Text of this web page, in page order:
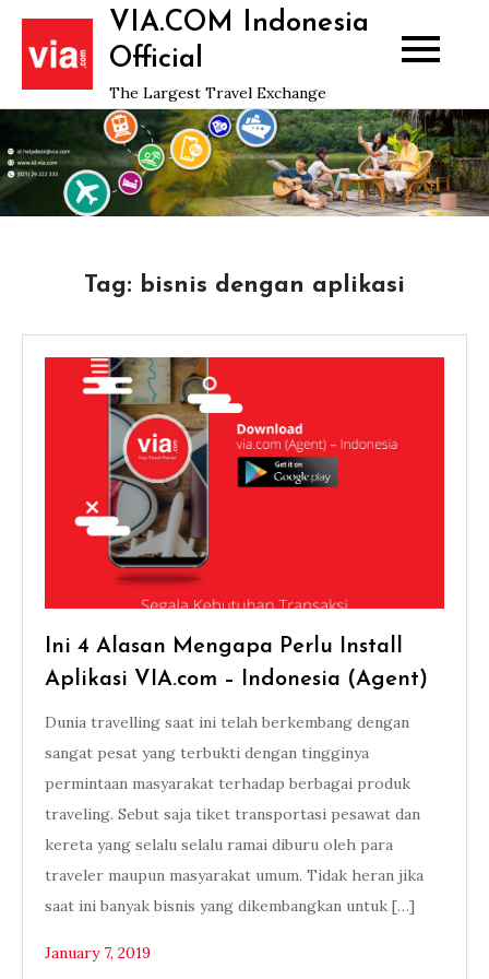
Skip
content
VIA.COM Indonesia
Official
The Largest Travel Exchange
Tag: bisnis dengan aplikasi
Ini 4 Alasan Mengapa Perlu Install
Aplikasi VIA.com – Indonesia (Agent)
Dunia travelling saat ini telah berkembang dengan
sangat pesat yang terbukti dengan tingginya
permintaan masyarakat terhadap berbagai produk
traveling. Sebut saja tiket transportasi pesawat dan
kereta yang selalu selalu ramai diburu oleh para
traveler maupun masyarakat umum. Tidak heran jika
saat ini banyak bisnis yang dikembangkan untuk […]
January 7, 2019